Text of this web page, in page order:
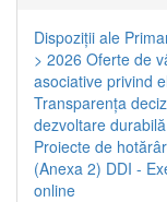
Dispoziţii ale
> 2026 Oferte de
asociative privind
Transparenţa
dezvoltare durabilă
Proiecte de
(Anexa 2) DDI -
online